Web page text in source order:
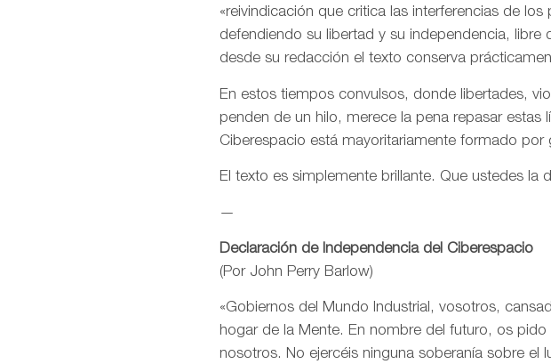
«reivindicación que critica las interferencias de
defendiendo su libertad y su independencia,
desde su redacción el texto conserva
En estos tiempos convulsos, donde libertades,
penden de un hilo, merece la pena repasar estas
Ciberespacio está mayoritariamente formado
El texto es simplemente brillante. Que ustedes la
—
Declaración de Independencia del Ciberespacio
(Por John Perry Barlow)
«Gobiernos del Mundo Industrial, vosotros,
hogar de la Mente. En nombre del futuro, os
nosotros. No ejercéis ninguna soberanía sobre el